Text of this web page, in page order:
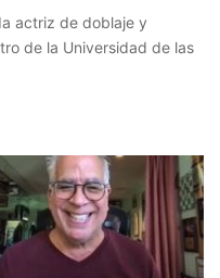
actriz de doblaje y
de la Universidad de las